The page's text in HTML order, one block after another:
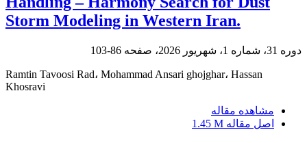
Storm Modeling in Western Iran.
دوره 31، شماره 1، شهریور 2026، صفحه 86-103
Ramtin Tavoosi Rad، Mohammad Ansari ghojghar، Hassan
Khosravi
مشاهده مقاله
اصل مقاله 1.45 M